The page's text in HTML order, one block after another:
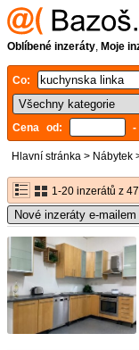
Oblíbené inzeráty, Moje
Co:
Cena od:
-
Hlavní stránka > Nábytek
1-20 inzerátů z
Nové inzeráty e-mailem